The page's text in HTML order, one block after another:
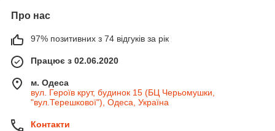
Про нас
97% позитивних з 74 відгуків за рік
Працює з 02.06.2020
м. Одеса
вул. Героїв крут, будинок 15 (БЦ Черьомушки,
"вул.Терешкової"), Одеса, Україна
Контакти